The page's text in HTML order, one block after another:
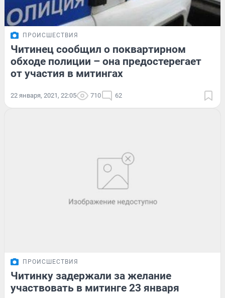
ПРОИСШЕСТВИЯ
Читинец сообщил о поквартирном
обходе полиции – она предостерегает
от участия в митингах
22 января, 2021, 22:05 710 62
ПРОИСШЕСТВИЯ
Читинку задержали за желание
участвовать в митинге 23 января